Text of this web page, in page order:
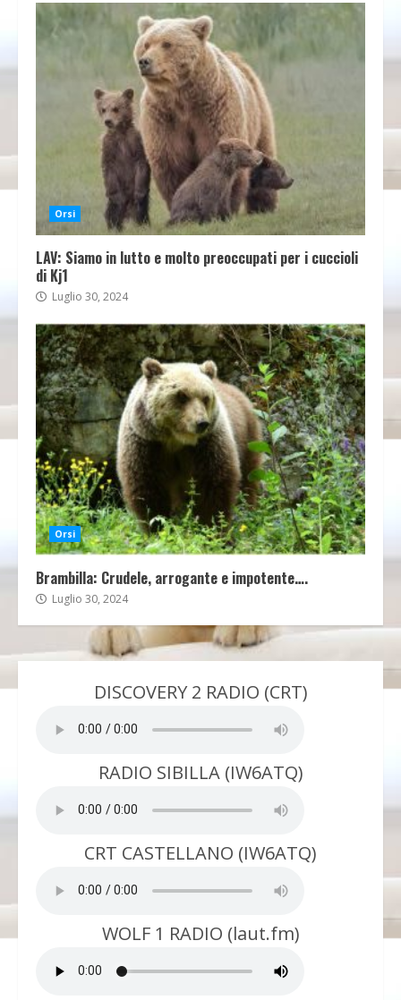
Orsi
LAV: Siamo in lutto e molto preoccupati per i cuccioli
di Kj1
Luglio 30, 2024
Orsi
Brambilla: Crudele, arrogante e impotente….
Luglio 30, 2024
DISCOVERY 2 RADIO (CRT)
RADIO SIBILLA (IW6ATQ)
CRT CASTELLANO (IW6ATQ)
WOLF 1 RADIO (laut.fm)